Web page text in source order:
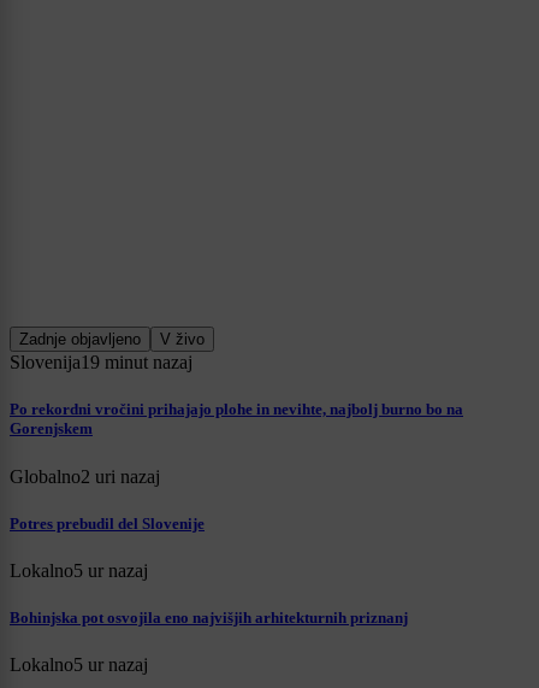
Zadnje objavljeno V živo
Slovenija19 minut nazaj
Po rekordni vročini prihajajo plohe in nevihte, najbolj burno bo na
Gorenjskem
Globalno2 uri nazaj
Potres prebudil del Slovenije
Lokalno5 ur nazaj
Bohinjska pot osvojila eno najvišjih arhitekturnih priznanj
Lokalno5 ur nazaj